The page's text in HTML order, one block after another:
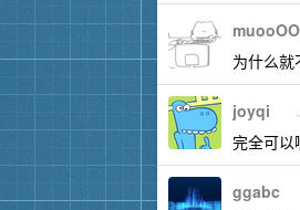
为什么就
joyqi
完全可以
ggabc